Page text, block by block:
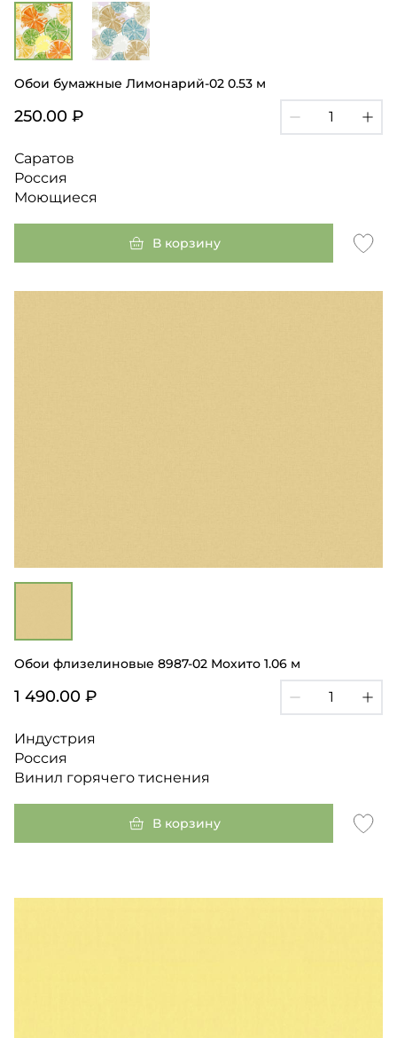
Обои бумажные Лимонарий-02 0.53 м
250.00 ₽
Саратов
Россия
Моющиеся
В корзину
Обои флизелиновые 8987-02 Мохито 1.06 м
1 490.00 ₽
Индустрия
Россия
Винил горячего тиснения
В корзину